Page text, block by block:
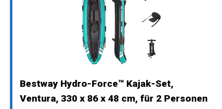
Bestway Hydro-Force™ Kajak-Set,
Ventura, 330 x 86 x 48 cm, für 2 Personen